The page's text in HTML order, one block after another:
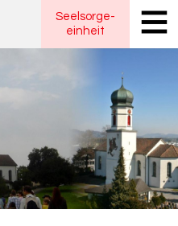
Seelsorge-
einheit